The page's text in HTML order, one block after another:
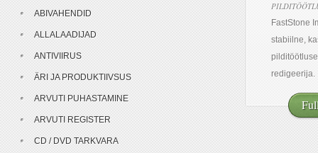
FastStone
stabiilne,
redigeerija.
ABIVAHENDID
ALLALAADIJAD
ANTIVIIRUS
ÄRI JA PRODUKTIIVSUS
ARVUTI PUHASTAMINE
ARVUTI REGISTER
CD / DVD TARKVARA